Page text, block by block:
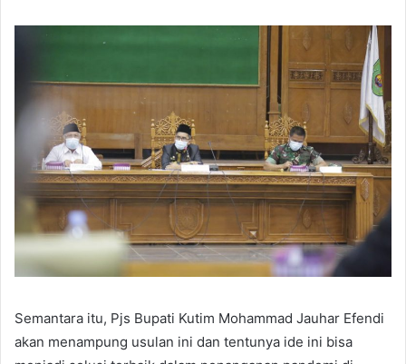
Semantara itu, Pjs Bupati Kutim Mohammad Jauhar Efendi
akan menampung usulan ini dan tentunya ide ini bisa